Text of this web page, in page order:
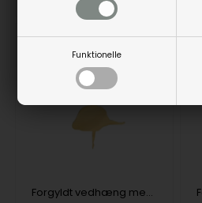
Funktionelle
Forgyldt vedhæng med Ballerina, 70 x 90 mm